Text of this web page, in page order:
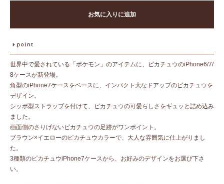
お気に入りに追加
世界中で愛されている「ポケモン」のアイテムに、ピカチュウのiPhone6/7/
8ケースが新登場。
角型のiPhone7ケースをベースに、インパクト大なドアップのピカチュウを
デザイン。
シッポ型ストラップを付けて、ピカチュウの可愛らしさをギュッと詰め込み
ました。
画面側のさりげないピカチュウの足跡がワンポイント。
ブラウン×イエローのピカチュウカラーで、大人な雰囲気に仕上がりまし
た。
3種類のピカチュウiPhone7ケースから、お好みのデザインをお選び下さ
い。